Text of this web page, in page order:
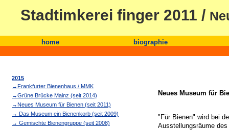
Stadtimkerei finger 2011 /
home biographie
2015
→Frankfurter Bienenhaus / MMK
→Grüne Brücke Mainz (seit 2014)
→Neues Museum für Bienen (seit 2011)
→ Das Museum ein Bienenkorb (seit 2009)
→ Gemischte Bienengruppe (seit 2008)
Neues Museum für
"Für Bienen" wird bei
Ausstellungsräume